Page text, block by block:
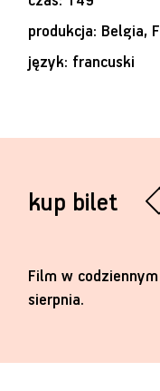
kup bilet
Film w
sierpnia.
produkcja: Belgia,
język: francuski